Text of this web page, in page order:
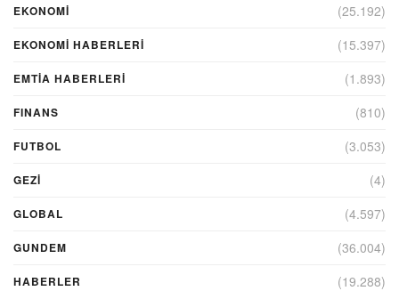
EKONOMİ (25.192)
EKONOMI HABERLERI (15.397)
EMTIA HABERLERI (1.893)
FINANS (810)
FUTBOL (3.053)
GEZI (4)
GLOBAL (4.597)
GUNDEM (36.004)
HABERLER (19.288)